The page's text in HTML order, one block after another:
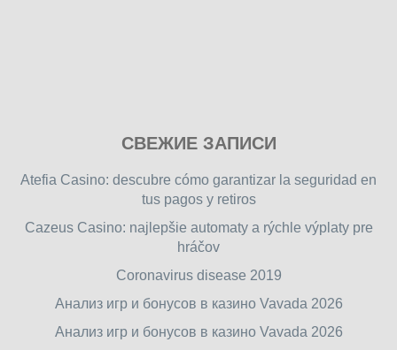
free
games
games.
СВЕЖИЕ ЗАПИСИ
Atefia Casino: descubre cómo garantizar la seguridad en
tus pagos y retiros
Cazeus Casino: najlepšie automaty a rýchle výplaty pre
hráčov
Coronavirus disease 2019
Анализ игр и бонусов в казино Vavada 2026
Анализ игр и бонусов в казино Vavada 2026